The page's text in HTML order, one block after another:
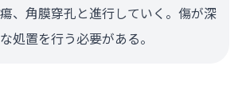
、角膜穿孔と進行していく。傷が深
処置を行う必要がある。